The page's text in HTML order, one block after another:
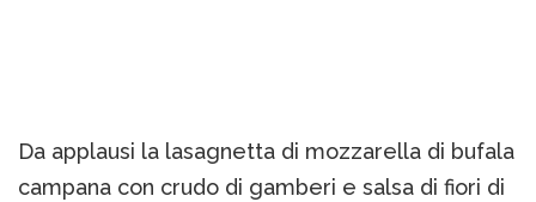
Da applausi la lasagnetta di mozzarella di bufala
campana con crudo di gamberi e salsa di fiori di